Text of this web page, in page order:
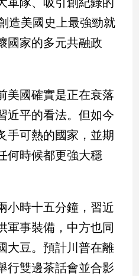
造美國史上最強勁就
國家的多元共融政
美國確實是正在衰落
近平的看法。但如今
手可熱的國家，並期
何時候都更強大穩
小時十五分鐘，習近
軍事裝備，中方也同
大豆。預計川普在離
行雙邊茶話會並合影